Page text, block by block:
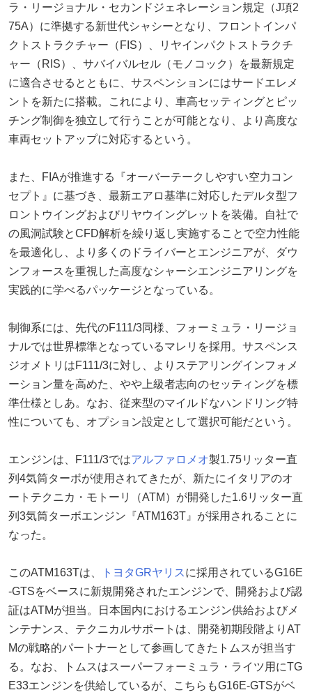
ラ・リージョナル・セカンドジェネレーション規定（J項2
75A）に準拠する新世代シャシーとなり、フロントインパ
クトストラクチャー（FIS）、リヤインパクトストラクチ
ャー（RIS）、サバイバルセル（モノコック）を最新規定
に適合させるとともに、サスペンションにはサードエレメ
ントを新たに搭載。これにより、車高セッティングとピッ
チング制御を独立して行うことが可能となり、より高度な
車両セットアップに対応するという。
また、FIAが推進する『オーバーテークしやすい空力コン
セプト』に基づき、最新エアロ基準に対応したデルタ型フ
ロントウイングおよびリヤウイングレットを装備。自社で
の風洞試験とCFD解析を繰り返し実施することで空力性能
を最適化し、より多くのドライバーとエンジニアが、ダウ
ンフォースを重視した高度なシャーシエンジニアリングを
実践的に学べるパッケージとなっている。
制御系には、先代のF111/3同様、フォーミュラ・リージョ
ナルでは世界標準となっているマレリを採用。サスペンス
ジオメトリはF111/3に対し、よりステアリングインフォメ
ーション量を高めた、やや上級者志向のセッティングを標
準仕様としあ。なお、従来型のマイルドなハンドリング特
性についても、オプション設定として選択可能だという。
エンジンは、F111/3ではアルファロメオ製1.75リッター直
列4気筒ターボが使用されてきたが、新たにイタリアのオ
ートテクニカ・モトーリ（ATM）が開発した1.6リッター直
列3気筒ターボエンジン『ATM163T』が採用されることに
なった。
このATM163Tは、 トヨタGRヤリス に採用されているG16E
-GTSをベースに新規開発されたエンジンで、開発および認
証はATMが担当。日本国内におけるエンジン供給およびメ
ンテナンス、テクニカルサポートは、開発初期段階よりAT
Mの戦略的パートナーとして参画してきたトムスが担当す
る。なお、トムスはスーパーフォーミュラ・ライツ用にTG
E33エンジンを供給しているが、こちらもG16E-GTSがベ